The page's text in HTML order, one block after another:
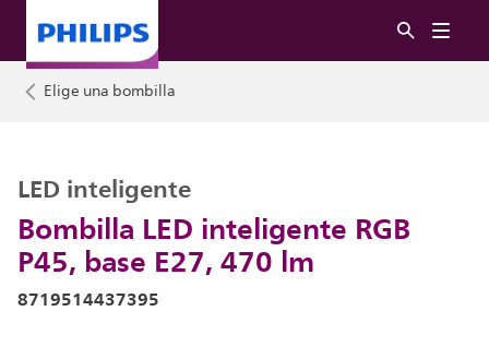
Elige una bombilla
Bombilla LED inteligente RGB
P45, base E27, 470 lm
LED inteligente
8719514437395